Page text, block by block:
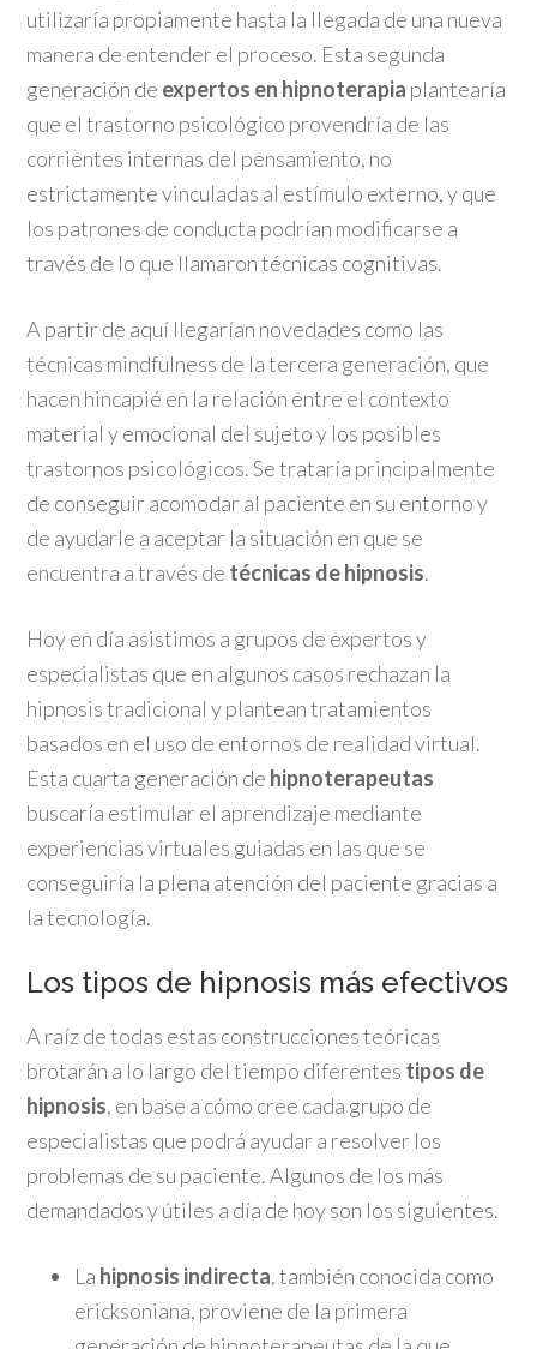
utilizaría propiamente hasta la llegada de una nueva
manera de entender el proceso. Esta segunda
generación de expertos en hipnoterapia plantearía
que el trastorno psicológico provendría de las
corrientes internas del pensamiento, no
estrictamente vinculadas al estímulo externo, y que
los patrones de conducta podrían modificarse a
través de lo que llamaron técnicas cognitivas.
A partir de aquí llegarían novedades como las
técnicas mindfulness de la tercera generación, que
hacen hincapié en la relación entre el contexto
material y emocional del sujeto y los posibles
trastornos psicológicos. Se trataría principalmente
de conseguir acomodar al paciente en su entorno y
de ayudarle a aceptar la situación en que se
encuentra a través de técnicas de hipnosis.
Hoy en día asistimos a grupos de expertos y
especialistas que en algunos casos rechazan la
hipnosis tradicional y plantean tratamientos
basados en el uso de entornos de realidad virtual.
Esta cuarta generación de hipnoterapeutas
buscaría estimular el aprendizaje mediante
experiencias virtuales guiadas en las que se
conseguiría la plena atención del paciente gracias a
la tecnología.
Los tipos de hipnosis más efectivos
A raíz de todas estas construcciones teóricas
brotarán a lo largo del tiempo diferentes tipos de
hipnosis, en base a cómo cree cada grupo de
especialistas que podrá ayudar a resolver los
problemas de su paciente. Algunos de los más
demandados y útiles a día de hoy son los siguientes.
La hipnosis indirecta, también conocida como
ericksoniana, proviene de la primera